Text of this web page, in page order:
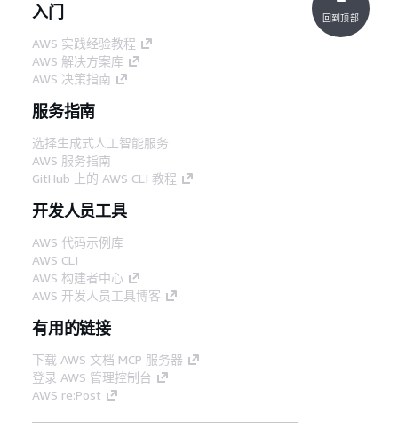
入门
AWS 实践经验教程
AWS 解决方案库
AWS 决策指南
服务指南
选择生成式人工智能服务
AWS 服务指南
GitHub 上的 AWS CLI 教程
开发人员工具
AWS 代码示例库
AWS CLI
AWS 构建者中心
AWS 开发人员工具博客
有用的链接
下载 AWS 文档 MCP 服务器
登录 AWS 管理控制台
AWS re:Post
回到顶部